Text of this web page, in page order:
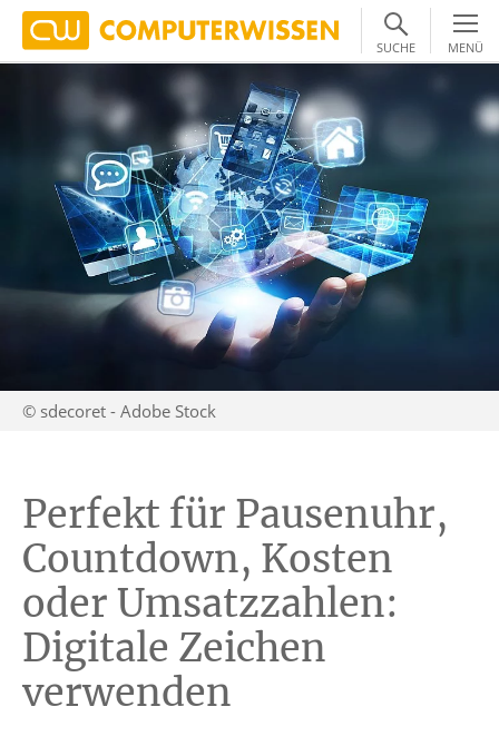
SUCHE MENÜ
© sdecoret - Adobe Stock
Perfekt für Pausenuhr,
Countdown, Kosten
oder Umsatzzahlen:
Digitale Zeichen
verwenden